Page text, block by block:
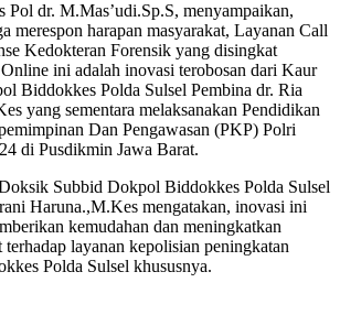
dr. M.Mas’udi.Sp.S, menyampaikan,
merespon harapan masyarakat, Layanan Call
Kedokteran Forensik yang disingkat
ini adalah inovasi terobosan dari Kaur
Biddokkes Polda Sulsel Pembina dr. Ria
yang sementara melaksanakan Pendidikan
Dan Pengawasan (PKP) Polri
di Pusdikmin Jawa Barat.
Subbid Dokpol Biddokkes Polda Sulsel
Haruna.,M.Kes mengatakan, inovasi ini
kemudahan dan meningkatkan
terhadap layanan kepolisian peningkatan
Polda Sulsel khususnya.